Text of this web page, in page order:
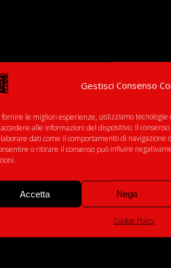
Gestisci Consenso
fornire le migliori esperienze, utilizziamo
alle informazioni del dispositivo. Il
dati come il comportamento di navigazione
o ritirare il consenso può influire
Accetta Nega
Cookie Policy
BY